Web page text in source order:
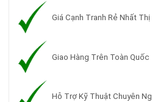
Giá Cạnh Tranh Rẻ Nhất
Giao Hàng Trên Toàn Quốc
Hỗ Trợ Kỹ Thuật Chuyên